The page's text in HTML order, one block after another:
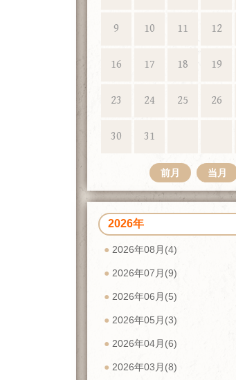
9 10 11 12
16 17 18 19
23 24 25 26
30 31
前月 当月
2026年
2026年08月(4)
2026年07月(9)
2026年06月(5)
2026年05月(3)
2026年04月(6)
2026年03月(8)